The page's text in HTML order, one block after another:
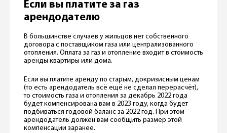
Если вы платите за газ
арендодателю
В большинстве случаев у жильцов нет собственного
договора с поставщиком газа или централизованного
отопления. Оплата за газ и отопление входит в стоимость
аренды квартиры или дома.
Если вы платите аренду по старым, докризисным ценам
(то есть арендодатель всё ещё не сделал перерасчёт),
то стоимость газа и отопления за декабрь 2022 года
будет компенсирована вам в 2023 году, когда будет
подбиваться годовой баланс за 2022 год. При этом
арендодатель должен вам сообщить размер этой
компенсации заранее.